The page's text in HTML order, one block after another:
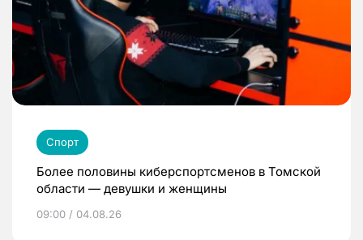
Спорт
Более половины киберспортсменов в Томской
области — девушки и женщины
09:00 / 04.08.26